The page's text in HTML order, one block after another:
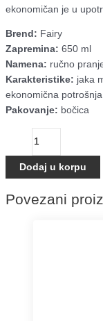
ekonomičan je u
Brend: Fairy
Zapremina: 650 ml
Namena: ručno
Karakteristike: jaka
ekonomična potrošnja
Pakovanje: bočica
Dodaj u korpu
Povezani